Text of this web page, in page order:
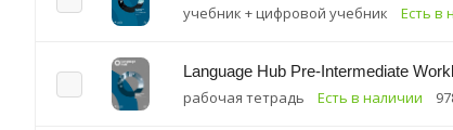
учебник + цифровой учебник Есть в
Language Hub Pre-Intermediate
рабочая тетрадь Есть в наличии